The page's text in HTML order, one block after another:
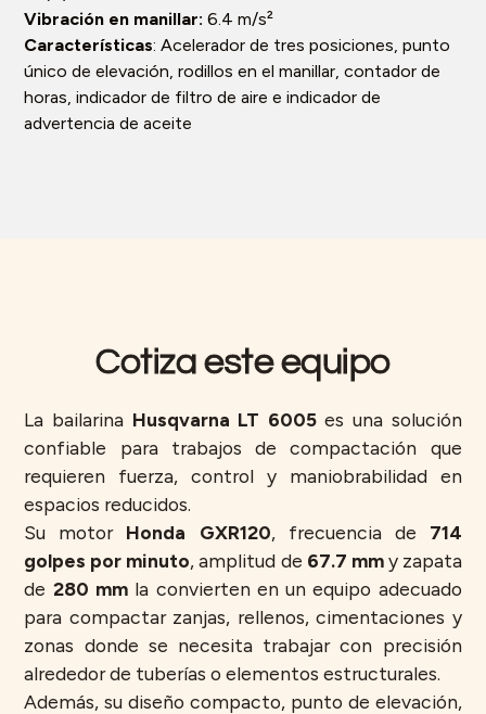
Vibración en manillar:6.4 m/s²
Características: Acelerador de tres posiciones, punto
único de elevación, rodillos en el manillar, contador de
horas, indicador de filtro de aire e indicador de
advertencia de aceite
Cotiza este equipo
La bailarina Husqvarna LT 6005es una solución
confiable para trabajos de compactación que
requieren fuerza, control y maniobrabilidad en
espacios reducidos.
Su motorHonda GXR120, frecuencia de 714
golpes por minuto, amplitud de 67.7 mmy zapata
de 280 mmla convierten en un equipo adecuado
para compactar zanjas, rellenos, cimentaciones y
zonas donde se necesita trabajar con precisión
alrededor de tuberías o elementos estructurales.
Además, su diseño compacto, punto de elevación,